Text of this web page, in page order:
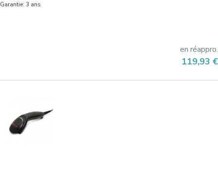
Garantie: 3 ans
en réappro.
Prix
119,93 €